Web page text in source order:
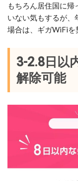
もちろん居住国に
いない気もするが、
場合は、ギガWiFiを
3-2.8日以
解除可能